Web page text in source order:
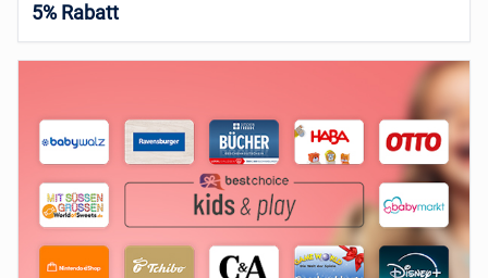
5% Rabatt